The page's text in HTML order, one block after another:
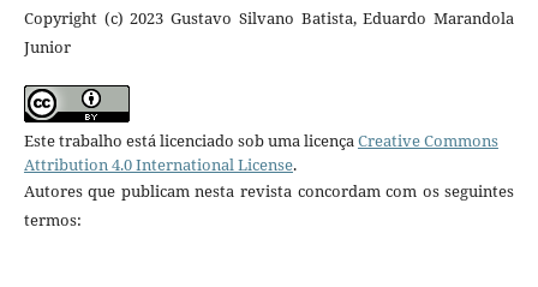
Copyright (c) 2023 Gustavo Silvano Batista, Eduardo Marandola
Junior
Este trabalho está licenciado sob uma licençaCreative Commons
Attribution 4.0 International License.
Autores que publicam nesta revista concordam com os seguintes
termos: